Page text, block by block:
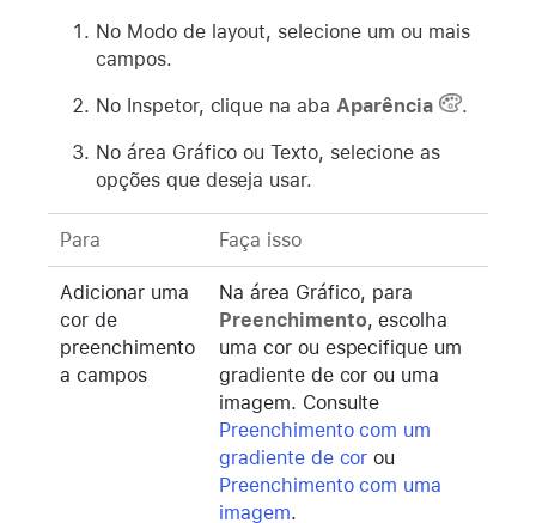
No Modo de layout, selecione um ou mais
campos.
No Inspetor, clique na abaAparência .
No área Gráfico ou Texto, selecione as
opções que deseja usar.
Para Faça isso
Adicionar uma
cor de
preenchimento
a campos
Na área Gráfico, para
Preenchimento, escolha
uma cor ou especifique um
gradiente de cor ou uma
imagem. Consulte
Preenchimento com um
gradiente de cor ou
Preenchimento com uma
imagem.